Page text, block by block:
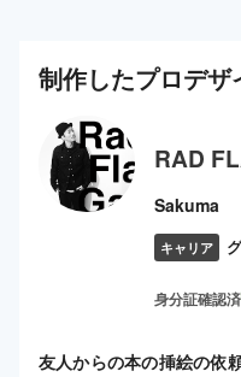
制作したプロデザ
RAD
Sakuma
キャリア
身分証確認済
友人からの本の挿絵の依